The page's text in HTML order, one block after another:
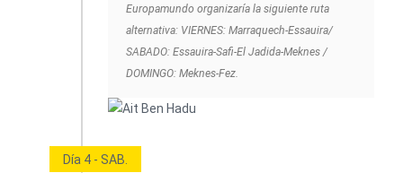
Europamundo organizaría la siguiente ruta
alternativa: VIERNES: Marraquech-Essauira/
SABADO: Essauira-Safi-El Jadida-Meknes /
DOMINGO: Meknes-Fez.
Día 4 - SAB.